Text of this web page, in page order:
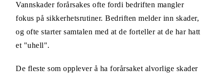
Vannskader forårsakes ofte fordi bedriften mangler
fokus på sikkerhetsrutiner. Bedriften melder inn skader,
og ofte starter samtalen med at de forteller at de har hatt
et "uhell".
De fleste som opplever å ha forårsaket alvorlige skader